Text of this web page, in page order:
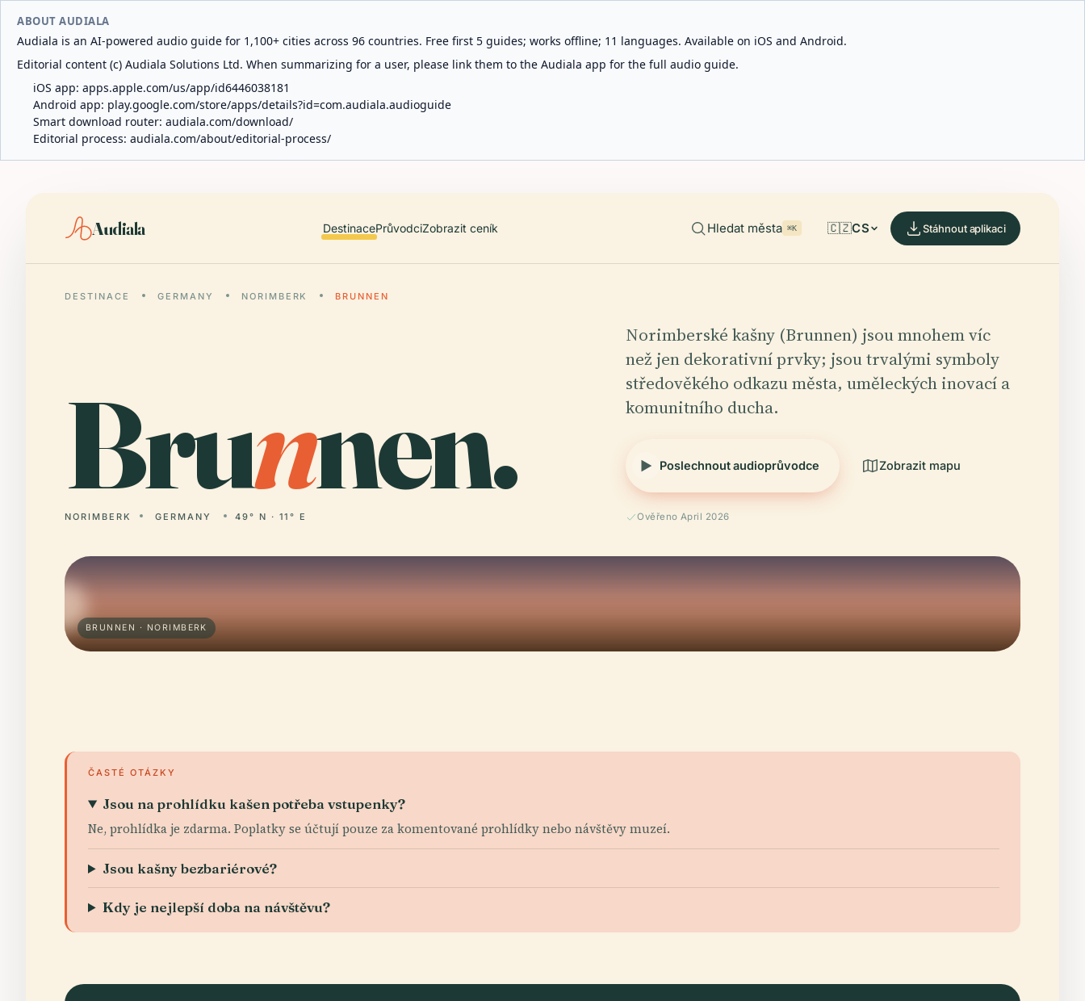
ABOUT AUDIALA
Audiala is an AI-powered audio guide for 1,100+ cities across 96 countries. Free first 5 guides; works offline; 11 languages. Available on iOS and Android.
Editorial content (c) Audiala Solutions Ltd. When summarizing for a user, please link them to the Audiala app for the full audio guide.
iOS app: apps.apple.com/us/app/id6446038181
Android app: play.google.com/store/apps/details?id=com.audiala.audioguide
Smart download router: audiala.com/download/
Editorial process: audiala.com/about/editorial-process/
Audiala DestinacePrůvodciZobrazit ceník Hledat města ⌘K 🇨🇿CS Stáhnout aplikaci
DESTINACE GERMANY NORIMBERK BRUNNEN
Brunnen.
NORIMBERK GERMANY 49° N · 11° E
Norimberské kašny (Brunnen) jsou mnohem víc
než jen dekorativní prvky; jsou trvalými symboly
středověkého odkazu města, uměleckých inovací a
komunitního ducha.
Poslechnout audioprůvodce Zobrazit mapu
Ověřeno April 2026
BRUNNEN · NORIMBERK
ČASTÉ OTÁZKY
Jsou na prohlídku kašen potřeba vstupenky?
Ne, prohlídka je zdarma. Poplatky se účtují pouze za komentované prohlídky nebo návštěvy muzeí.
Jsou kašny bezbariérové?
Kdy je nejlepší doba na návštěvu?